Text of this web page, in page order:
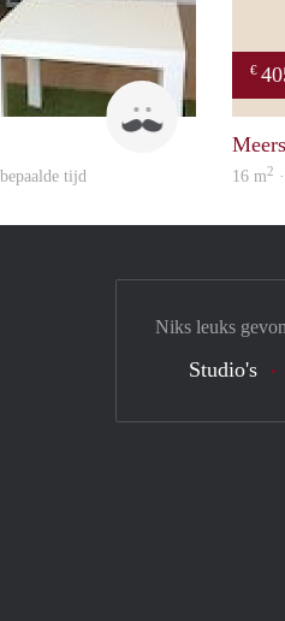
Roel
tijd
€
16 m2
Niks leuks
Studio's